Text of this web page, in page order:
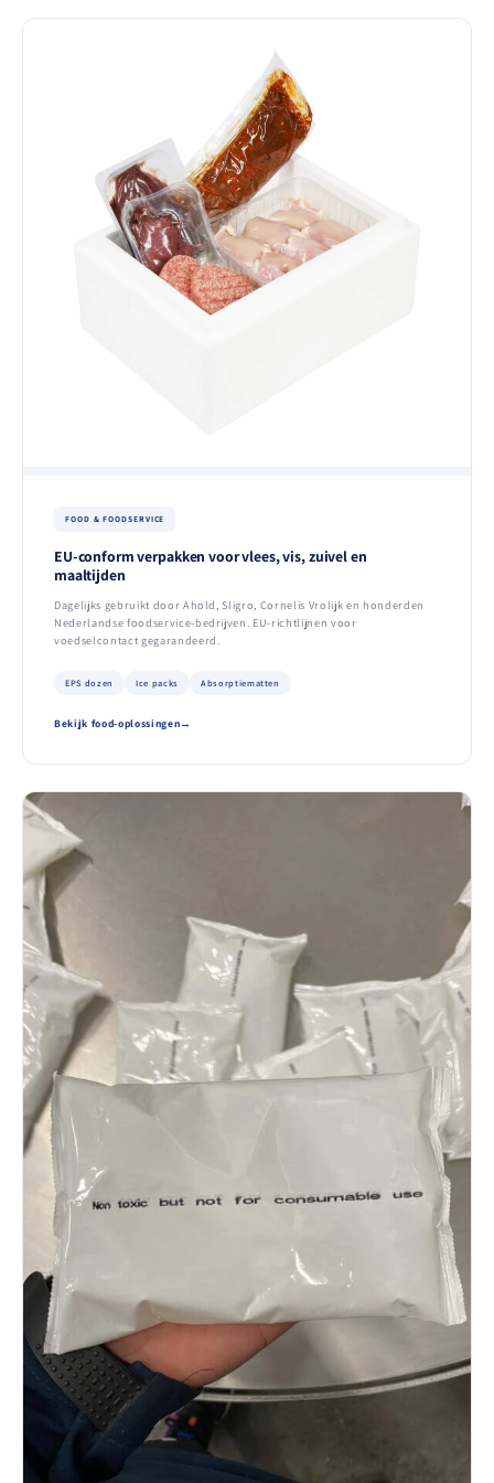
FOOD & FOODSERVICE
EU-conform verpakken voor vlees, vis, zuivel en
maaltijden
Dagelijks gebruikt door Ahold, Sligro, Cornelis Vrolijk en honderden
Nederlandse foodservice-bedrijven. EU-richtlijnen voor
voedselcontact gegarandeerd.
EPS dozen Ice packs Absorptiematten
Bekijk food-oplossingen